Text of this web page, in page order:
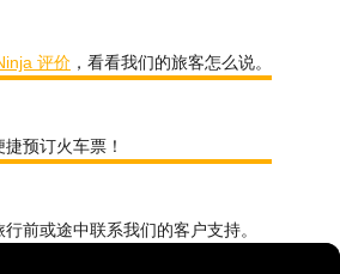
评价 ，看看我们的旅客怎么说。
预订火车票！
前或途中联系我们的客户支持。